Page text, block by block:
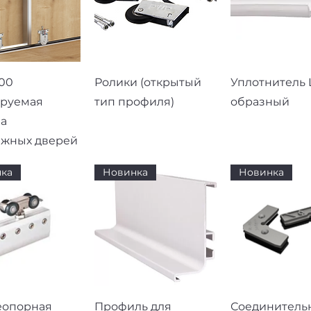
просмотр
дверей
Быстрый просмотр
Ролики (открытый
тип профиля)
Быстрый
Уплотнитель
образный
просмотр Быстрый просмотр
Новинка
Профиль для Быстрый
Новинка